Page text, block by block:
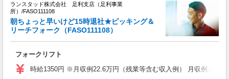
ランスタッド株式会社 足利支店（足利事業
所）/FASO111108
朝ちょっと早いけど15時退社★ピッキング＆
リーチフォーク（FASO111108）
フォークリフト
時給1350円 ※月収例22.6万円（残業等含む収入例） 月収例